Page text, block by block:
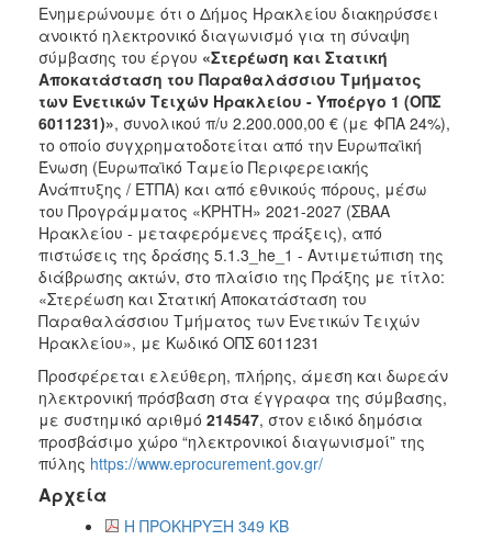
Ενημερώνουμε ότι ο Δήμος Ηρακλείου διακηρύσσει
ανοικτό ηλεκτρονικό διαγωνισμό για τη σύναψη
σύμβασης του έργου «Στερέωση και Στατική
Αποκατάσταση του Παραθαλάσσιου Τμήματος
των Ενετικών Τειχών Ηρακλείου - Υποέργο 1 (ΟΠΣ
6011231)», συνολικού π/υ 2.200.000,00 € (με ΦΠΑ 24%),
το οποίο συγχρηματοδοτείται από την Ευρωπαϊκή
Ένωση (Ευρωπαϊκό Ταμείο Περιφερειακής
Ανάπτυξης / ΕΤΠΑ) και από εθνικούς πόρους, μέσω
του Προγράμματος «ΚΡΗΤΗ» 2021-2027 (ΣΒΑΑ
Ηρακλείου - μεταφερόμενες πράξεις), από
πιστώσεις της δράσης 5.1.3_he_1 - Αντιμετώπιση της
διάβρωσης ακτών, στο πλαίσιο της Πράξης με τίτλο:
«Στερέωση και Στατική Αποκατάσταση του
Παραθαλάσσιου Τμήματος των Ενετικών Τειχών
Ηρακλείου», με Κωδικό ΟΠΣ 6011231
Προσφέρεται ελεύθερη, πλήρης, άμεση και δωρεάν
ηλεκτρονική πρόσβαση στα έγγραφα της σύμβασης,
με συστημικό αριθμό 214547, στον ειδικό δημόσια
προσβάσιμο χώρο “ηλεκτρονικοί διαγωνισμοί” της
πύλης https://www.eprocurement.gov.gr/
Αρχεία
Η ΠΡΟΚΗΡΥΞΗ 349 KB